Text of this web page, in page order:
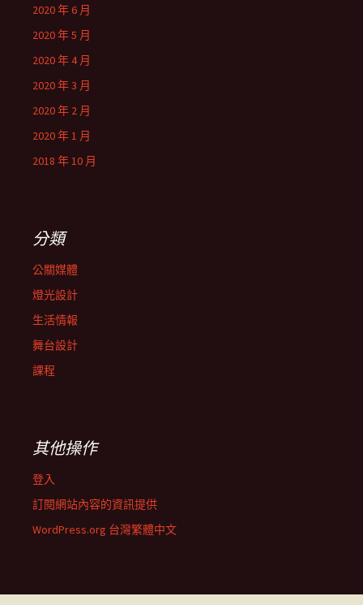
2020 年 6 月
2020 年 5 月
2020 年 4 月
2020 年 3 月
2020 年 2 月
2020 年 1 月
2018 年 10 月
分類
公關媒體
燈光設計
生活情報
舞台設計
課程
其他操作
登入
訂閱網站內容的資訊提供
WordPress.org 台灣繁體中文